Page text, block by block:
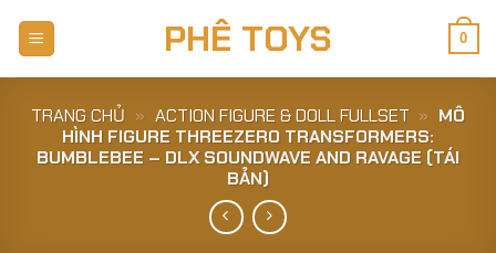
PHÊ TOYS 0
TRANG CHỦ » ACTION FIGURE & DOLL FULLSET » MÔ
HÌNH FIGURE THREEZERO TRANSFORMERS:
BUMBLEBEE – DLX SOUNDWAVE AND RAVAGE (TÁI
BẢN)